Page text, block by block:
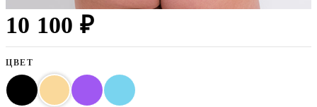
10 100 ₽
ЦВЕТ